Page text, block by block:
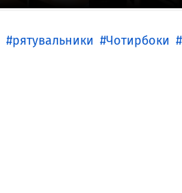
рятувальники Чотирбоки